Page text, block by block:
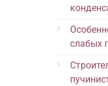
слабых